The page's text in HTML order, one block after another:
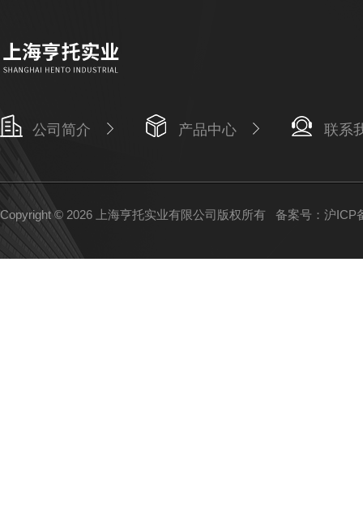
公司简介 产品中心 联系
Copyright © 2026 上海亨托实业有限公司版权所有 备案号：沪ICP